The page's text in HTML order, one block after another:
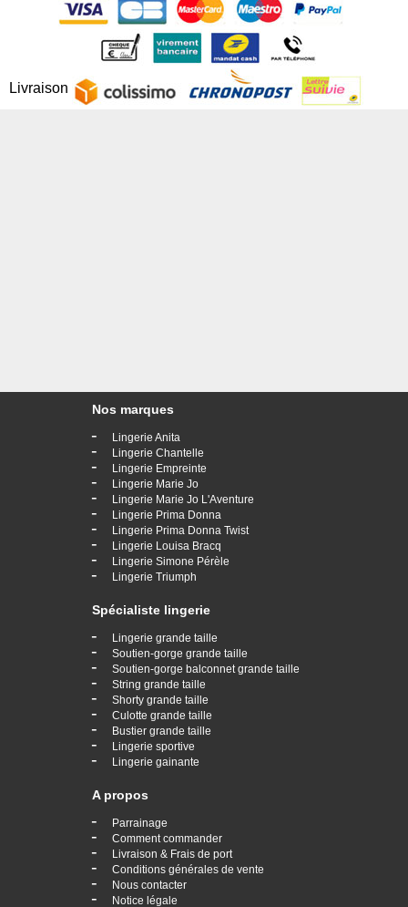
Livraison
Nos marques
- Lingerie Anita
- Lingerie Chantelle
- Lingerie Empreinte
- Lingerie Marie Jo
- Lingerie Marie Jo L'Aventure
- Lingerie Prima Donna
- Lingerie Prima Donna Twist
- Lingerie Louisa Bracq
- Lingerie Simone Pérèle
- Lingerie Triumph
Spécialiste lingerie
- Lingerie grande taille
- Soutien-gorge grande taille
- Soutien-gorge balconnet grande taille
- String grande taille
- Shorty grande taille
- Culotte grande taille
- Bustier grande taille
- Lingerie sportive
- Lingerie gainante
A propos
- Parrainage
- Comment commander
- Livraison & Frais de port
- Conditions générales de vente
- Nous contacter
- Notice légale